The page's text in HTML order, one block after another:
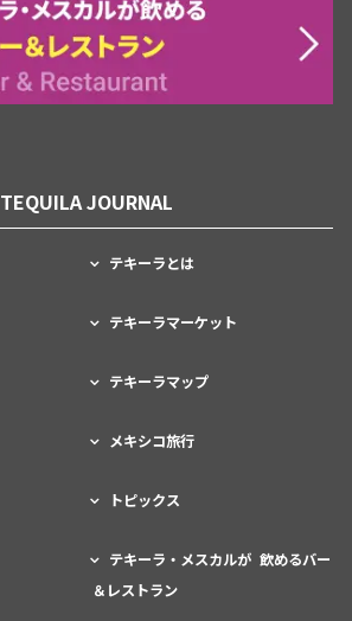
TEQUILA JOURNAL
テキーラとは
テキーラマーケット
テキーラマップ
メキシコ旅行
トピックス
テキーラ・メスカルが 飲めるバー
＆レストラン